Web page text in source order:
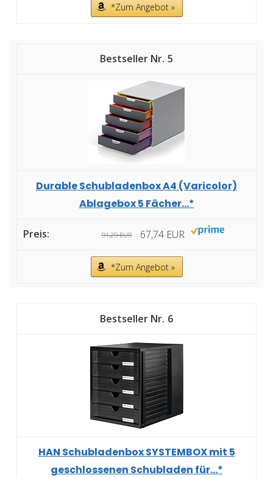
*Zum Angebot »
5
Durable Schubladenbox A4 (Varicolor)
Ablagebox 5 Fächer...*
91,29 EUR 67,74 EUR
*Zum Angebot »
6
HAN Schubladenbox SYSTEMBOX mit 5
geschlossenen Schubladen für...*